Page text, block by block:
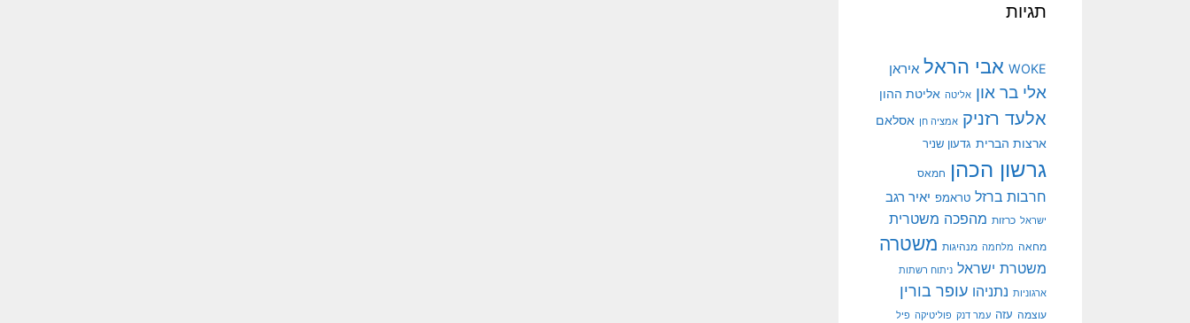
תגיות
WOKE אבי הראל איראן
אלי בר און אליטה אליטת ההון
אלעד רזניק אמציה חן אסלאם
ארצות הברית גדעון שניר
גרשון הכהן חמאס
חרבות ברזל טראמפ יאיר רגב
ישראל כרזות מהפכה משטרית
מחאה מלחמה מנהיגות משטרה
משטרת ישראל ניתוח רשתות
ארגוניות נתניהו עופר בורין
עוצמה עזה עמר דנק פוליטיקה פיל